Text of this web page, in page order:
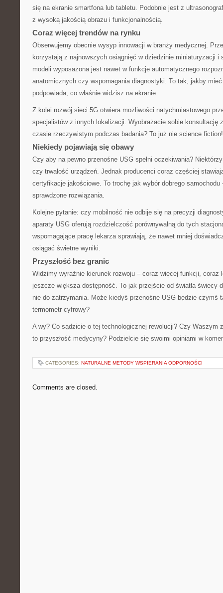
się na ekranie smartfona lub tabletu. Podobnie jest z
z wysoką jakością obrazu i funkcjonalnością.
Coraz więcej trendów na rynku
Obserwujemy obecnie wysyp innowacji w branży medycznej.
korzystają z najnowszych osiągnięć w dziedzinie miniaturyzacji i
modeli wyposażona jest nawet w funkcje automatycznego
anatomicznych czy wspomagania diagnostyki. To tak, jakby
podpowiada, co właśnie widzisz na ekranie.
Z kolei rozwój sieci 5G otwiera możliwości natychmiastowego
specjalistów z innych lokalizacji. Wyobrażacie sobie konsultację
czasie rzeczywistym podczas badania? To już nie science fiction!
Niekiedy pojawiają się obawy
Czy aby na pewno przenośne USG spełni oczekiwania?
czy trwałość urządzeń. Jednak producenci coraz częściej
certyfikacje jakościowe. To trochę jak wybór dobrego samochodu
sprawdzone rozwiązania.
Kolejne pytanie: czy mobilność nie odbije się na precyzji
aparaty USG oferują rozdzielczość porównywalną do tych
wspomagające pracę lekarza sprawiają, że nawet mniej
osiągać świetne wyniki.
Przyszłość bez granic
Widzimy wyraźnie kierunek rozwoju – coraz więcej funkcji, coraz
jeszcze większa dostępność. To jak przejście od światła świecy
nie do zatrzymania. Może kiedyś przenośne USG będzie czymś
termometr cyfrowy?
A wy? Co sądzicie o tej technologicznej rewolucji? Czy Waszym
to przyszłość medycyny? Podzielcie się swoimi opiniami w
CATEGORIES: NATURALNE METODY WSPIERANIA ODPORNOŚCI
Comments are closed.